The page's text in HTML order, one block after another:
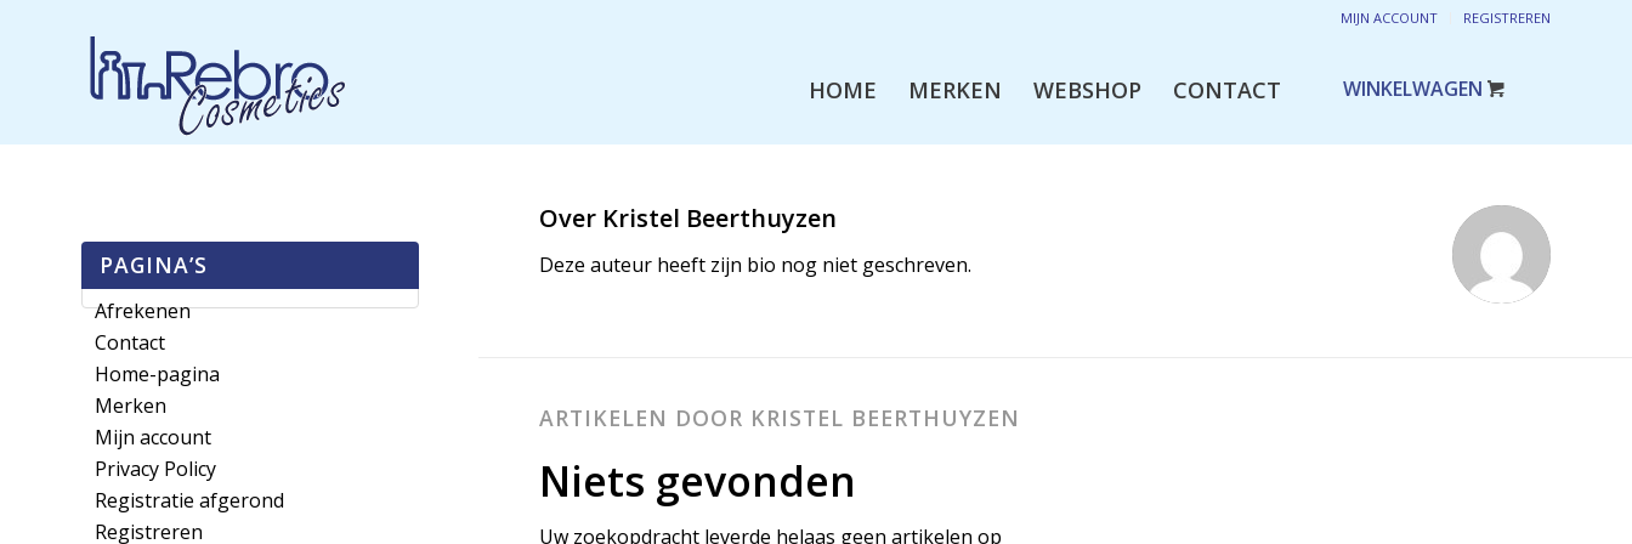
MIJN ACCOUNT REGISTREREN
HOME MERKEN WEBSHOP CONTACT
Over Kristel Beerthuyzen
Deze auteur heeft zijn bio nog niet geschreven.
ARTIKELEN DOOR KRISTEL BEERTHUYZEN
Niets gevonden
Uw zoekopdracht leverde helaas geen artikelen op
PAGINA’S
Afrekenen
Contact
Home-pagina
Merken
Mijn account
Privacy Policy
Registratie afgerond
Registreren